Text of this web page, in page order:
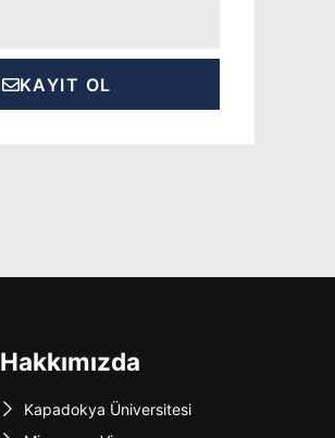
KAYIT OL
Hakkımızda
Kapadokya Üniversitesi